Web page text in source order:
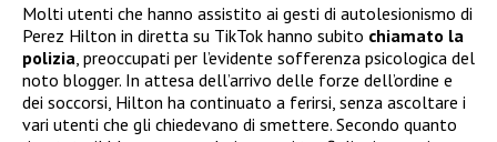
Molti utenti che hanno assistito ai gesti di autolesionismo di
Perez Hilton in diretta su TikTok hanno subito chiamato la
polizia , preoccupati per l’evidente sofferenza psicologica del
noto blogger. In attesa dell’arrivo delle forze dell’ordine e
dei soccorsi, Hilton ha continuato a ferirsi, senza ascoltare i
vari utenti che gli chiedevano di smettere. Secondo quanto